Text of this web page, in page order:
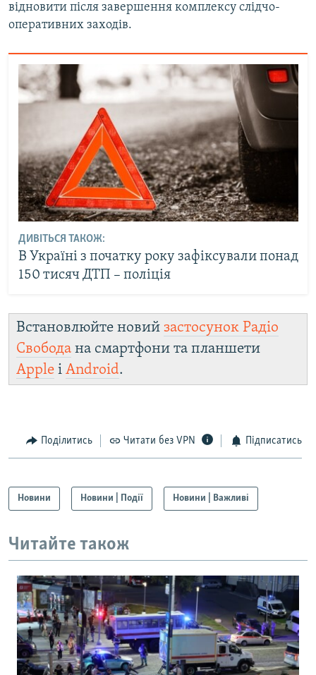
відновити після завершення комплексу слідчо-
оперативних заходів.
ДИВІТЬСЯ ТАКОЖ:
В Україні з початку року зафіксували понад
150 тисяч ДТП – поліція
Встановлюйте новий застосунок Радіо
Свобода на смартфони та планшети
Apple і Android.
Поділитись Читати без VPN Підписатись
Новини Новини | Події Новини | Важливі
Читайте також